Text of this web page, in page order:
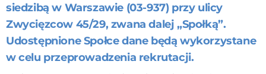
siedzibą w Warszawie (03-937) przy ulicy
Zwycięzcow 45/29, zwana dalej „Społką”.
Udostępnione Społce dane będą wykorzystane
w celu przeprowadzenia rekrutacji.